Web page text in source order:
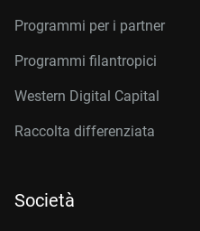
Programmi per i partner
Programmi filantropici
Western Digital Capital
Raccolta differenziata
Società